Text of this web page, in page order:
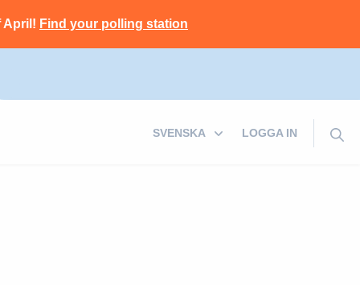
April! Find your polling station
LOGGA IN